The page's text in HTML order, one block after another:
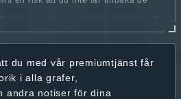
du med vår premiumtjänst får
i alla grafer,
andra notiser för dina